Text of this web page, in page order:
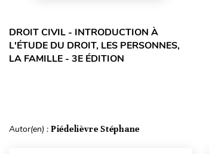
DROIT CIVIL - INTRODUCTION À
L'ÉTUDE DU DROIT, LES PERSONNES,
LA FAMILLE - 3E ÉDITION
Autor(en) : Piédelièvre Stéphane